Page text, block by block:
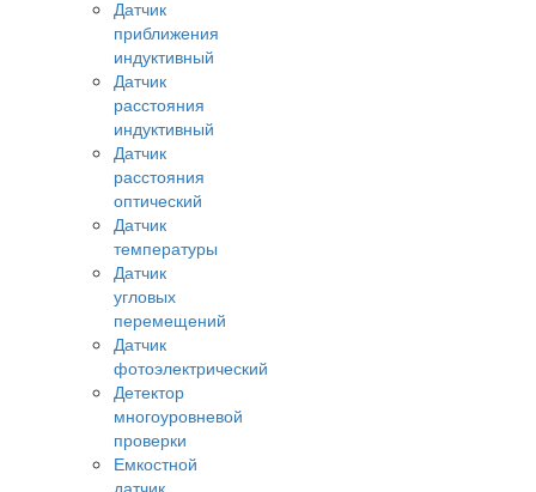
Датчик
приближения
индуктивный
Датчик
расстояния
индуктивный
Датчик
расстояния
оптический
Датчик
температуры
Датчик
угловых
перемещений
Датчик
фотоэлектрический
Детектор
многоуровневой
проверки
Емкостной